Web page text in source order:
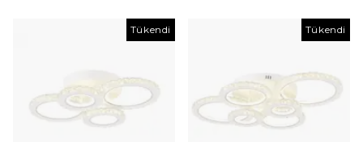
Tükendi Tükendi